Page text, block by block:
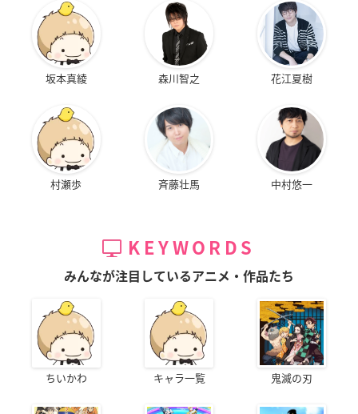
坂本真綾 森川智之 花江夏樹
村瀬歩 斉藤壮馬 中村悠一
KEYWORDS
みんなが注目しているアニメ・作品たち
ちいかわ キャラ一覧 鬼滅の刃